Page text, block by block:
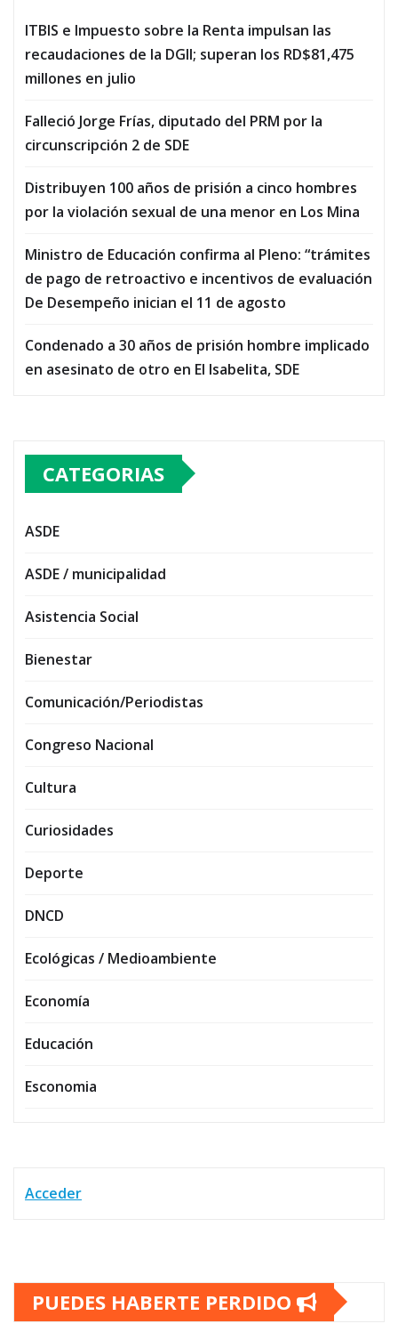
ITBIS e Impuesto sobre la Renta impulsan las
recaudaciones de la DGII; superan los RD$81,475
millones en julio
Falleció Jorge Frías, diputado del PRM por la
circunscripción 2 de SDE
Distribuyen 100 años de prisión a cinco hombres
por la violación sexual de una menor en Los Mina
Ministro de Educación confirma al Pleno: “trámites
de pago de retroactivo e incentivos de evaluación
De Desempeño inician el 11 de agosto
Condenado a 30 años de prisión hombre implicado
en asesinato de otro en El Isabelita, SDE
CATEGORIAS
ASDE
ASDE / municipalidad
Asistencia Social
Bienestar
Comunicación/Periodistas
Congreso Nacional
Cultura
Curiosidades
Deporte
DNCD
Ecológicas / Medioambiente
Economía
Educación
Esconomia
Acceder
PUEDES HABERTE PERDIDO